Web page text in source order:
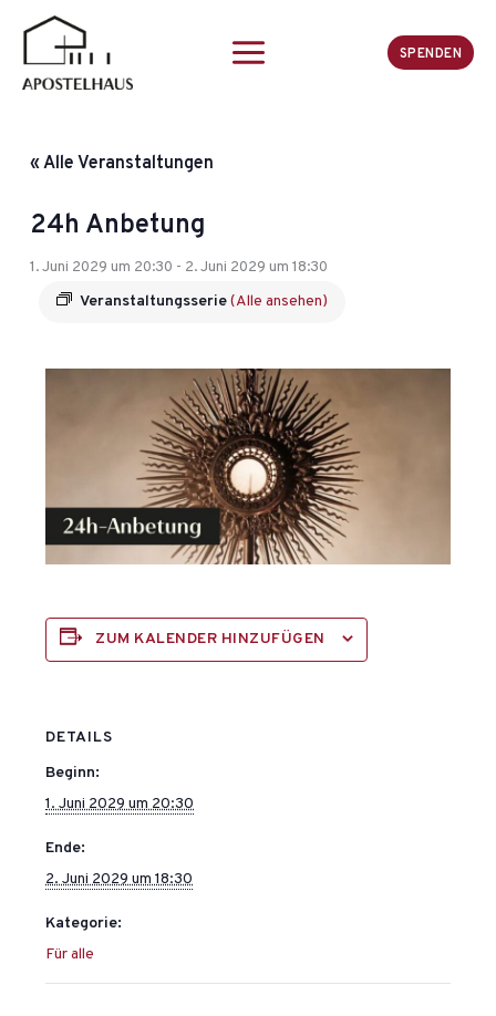
springen
SPENDEN
« Alle Veranstaltungen
24h Anbetung
1. Juni 2029 um 20:30 - 2. Juni 2029 um 18:30
Veranstaltungsserie(Alle ansehen)
ZUM KALENDER HINZUFÜGEN
DETAILS
Beginn:
1. Juni 2029 um 20:30
Ende:
2. Juni 2029 um 18:30
Kategorie:
Für alle